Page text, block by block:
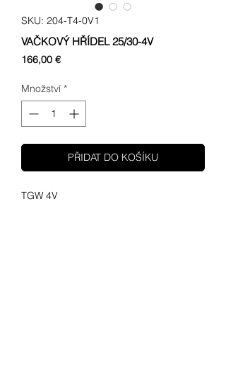
SKU: 204-T4-0V1
VAČKOVÝ HŘÍDEL 25/30-4V
166,00 €Cena
Množství *
PŘIDAT DO KOŠÍKU
TGW 4V